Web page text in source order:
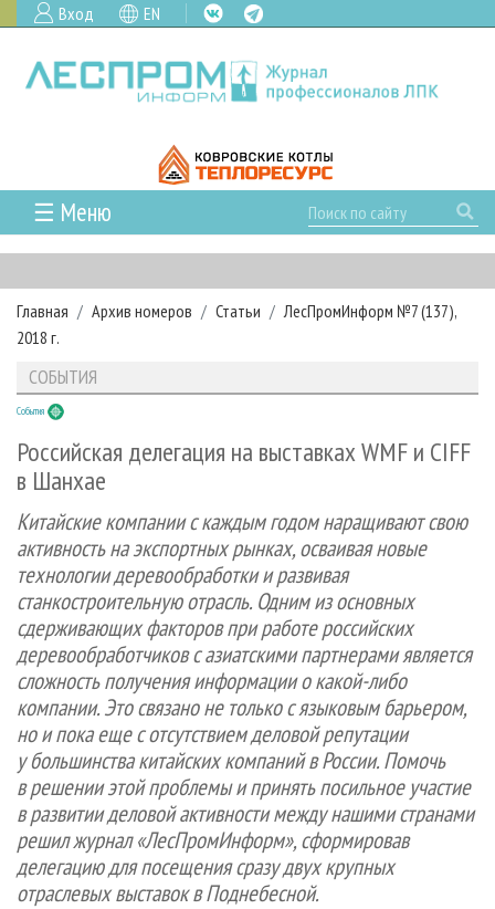
Вход EN
☰ Меню
ГЛАВНАЯ
РУБРИКИ И ТЕМЫ
РУБРИКИ ЖУРНАЛА
ЛЕСОЗАГОТОВКА
ДЕРЕВООБРАБОТКА
СУШКА ДРЕВЕСИНЫ
ПРОИЗВОДСТВО ДРЕВЕСНЫХ ПЛИТ
ДЕРЕВЯННОЕ ДОМОСТРОЕНИЕ
ПРОИЗВОДСТВО МЕБЕЛИ
БИОЭНЕРГЕТИКА
ЦБП
ИНСТРУМЕНТ И МАТЕРИАЛЫ
НОВОСТИ
НОВОСТИ ЛПК
НОВОСТИ ЖУРНАЛА
НОВОСТИ КОМПАНИЙ
ПРОЕКТЫ ЛПИ
АНАЛИТИКА
ПРЕДПРИЯТИЯ ЛПК
ЛЕСНЫЕ РЕГИОНЫ РОССИИ
ПЕРСОНЫ
МОБИЛЬНЫЕ ВЫСТАВКИ
ОФИЦИАЛЬНЫЕ ДЕЛЕГАЦИИ
ПРИОРИТЕТНЫЕ ИНВЕСТПРОЕКТЫ
RUSSIAN FORESTRY REVIEW
ГАЗЕТА ЛЕСПРОМФОРУМ
БИБЛИОТЕКА СПЕЦИАЛИСТА
АРХИВ
АРХИВ ЖУРНАЛОВ
СТАТЬИ
О ЖУРНАЛЕ
ПОДПИСКА
КОНТАКТЫ
РЕКЛАМОДАТЕЛЯМ
РЕКЛАМА
РЕКЛАМА НА САЙТЕ
Главная Архив номеров Статьи
ЛесПромИнформ №7 (137),
2018 г.
СОБЫТИЯ
События
Российская делегация на выставках WMF и CIFF
в Шанхае
Китайские компании с каждым годом наращивают свою
активность на экспортных рынках, осваивая новые
технологии деревообработки и развивая
станкостроительную отрасль. Одним из основных
сдерживающих факторов при работе российских
деревообработчиков с азиатскими партнерами является
сложность получения информации о какой-либо
компании. Это связано не только с языковым барьером,
но и пока еще с отсутствием деловой репутации
у большинства китайских компаний в России. Помочь
в решении этой проблемы и принять посильное участие
в развитии деловой активности между нашими странами
решил журнал «ЛесПромИнформ», сформировав
делегацию для посещения сразу двух крупных
отраслевых выставок в Поднебесной.